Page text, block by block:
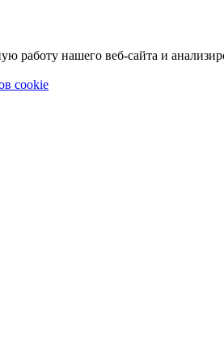
работу нашего веб-сайта и
cookie